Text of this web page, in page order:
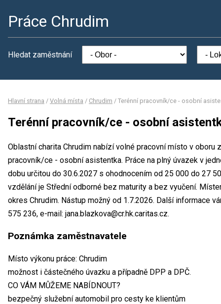
Práce Chrudim
Hledat zaměstnání
Hlavní strana / Volná místa / Chrudim / Terénní pracovník/ce - osobní
Terénní pracovník/ce - osobní
Oblastní charita Chrudim nabízí volné pracovní místo v oboru
pracovník/ce - osobní asistentka. Práce na plný úvazek v
dobu určitou do 30.6.2027 s ohodnocením od 25 000 do 27
vzdělání je Střední odborné bez maturity a bez vyučení.
okres Chrudim. Nástup možný od 1.7.2026. Další informace
575 236, e-mail: jana.blazkova@cr.hk.caritas.cz.
Poznámka zaměstnavatele
Místo výkonu práce: Chrudim
možnost i částečného úvazku a případně DPP a DPČ.
CO VÁM MŮŽEME NABÍDNOUT?
bezpečný služební automobil pro cesty ke klientům